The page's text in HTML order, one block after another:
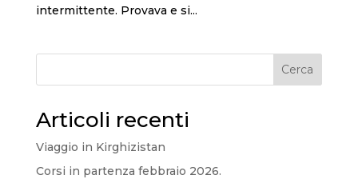
intermittente. Provava e si...
Cerca
Articoli recenti
Viaggio in Kirghizistan
Corsi in partenza febbraio 2026.